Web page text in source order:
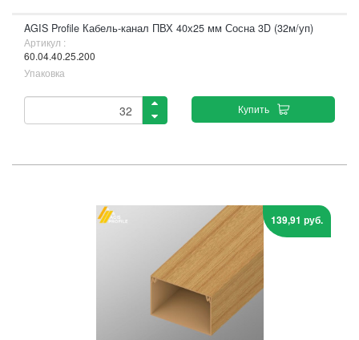
AGIS Profile Кабель-канал ПВХ 40х25 мм Сосна 3D (32м/уп)
Артикул :
60.04.40.25.200
Упаковка
Купить
139,91 руб.